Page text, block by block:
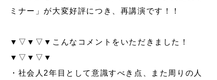
ミナー」が大変好評につき、再講演です！！
▼▽▼▽▼こんなコメントをいただきました！
▼▽▼▽▼
・社会人2年目として意識すべき点、また周りの人